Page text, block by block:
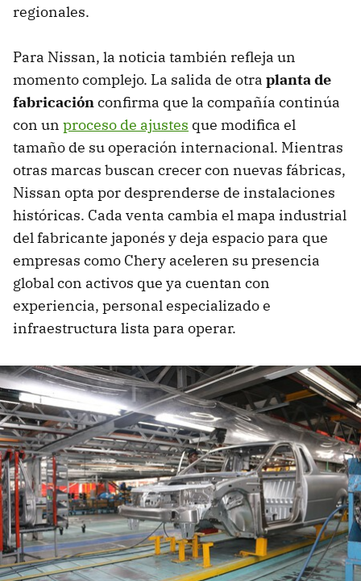
regionales.
Para Nissan, la noticia también refleja un
momento complejo. La salida de otra planta de
fabricaciónconfirma que la compañía continúa
con un proceso de ajustes que modifica el
tamaño de su operación internacional. Mientras
otras marcas buscan crecer con nuevas fábricas,
Nissan opta por desprenderse de instalaciones
históricas. Cada venta cambia el mapa industrial
del fabricante japonés y deja espacio para que
empresas como Chery aceleren su presencia
global con activos que ya cuentan con
experiencia, personal especializado e
infraestructura lista para operar.